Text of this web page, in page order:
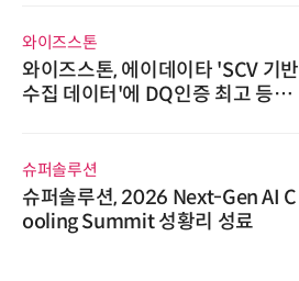
와이즈스톤
와이즈스톤, 에이데이타 'SCV 기반
수집 데이터'에 DQ인증 최고 등급
슈퍼솔루션
슈퍼솔루션, 2026 Next-Gen AI C
ooling Summit 성황리 성료